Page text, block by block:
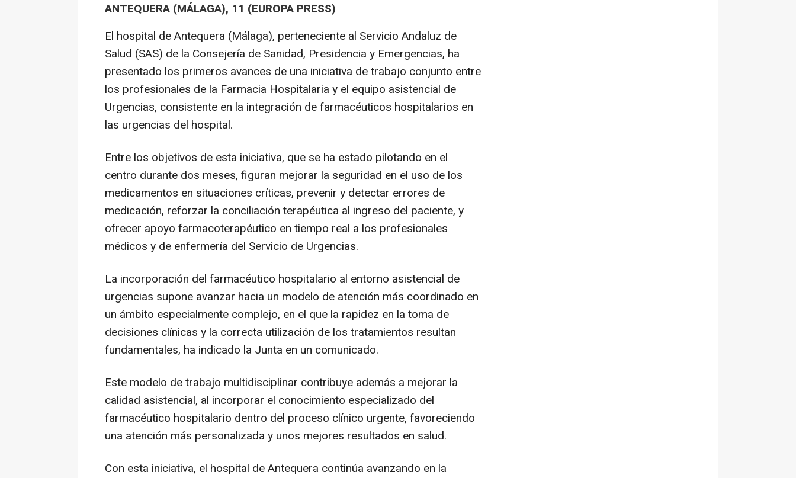
ANTEQUERA (MÁLAGA), 11 (EUROPA PRESS)
El hospital de Antequera (Málaga), perteneciente al Servicio Andaluz de
Salud (SAS) de la Consejería de Sanidad, Presidencia y Emergencias, ha
presentado los primeros avances de una iniciativa de trabajo conjunto entre
los profesionales de la Farmacia Hospitalaria y el equipo asistencial de
Urgencias, consistente en la integración de farmacéuticos hospitalarios en
las urgencias del hospital.
Entre los objetivos de esta iniciativa, que se ha estado pilotando en el
centro durante dos meses, figuran mejorar la seguridad en el uso de los
medicamentos en situaciones críticas, prevenir y detectar errores de
medicación, reforzar la conciliación terapéutica al ingreso del paciente, y
ofrecer apoyo farmacoterapéutico en tiempo real a los profesionales
médicos y de enfermería del Servicio de Urgencias.
La incorporación del farmacéutico hospitalario al entorno asistencial de
urgencias supone avanzar hacia un modelo de atención más coordinado en
un ámbito especialmente complejo, en el que la rapidez en la toma de
decisiones clínicas y la correcta utilización de los tratamientos resultan
fundamentales, ha indicado la Junta en un comunicado.
Este modelo de trabajo multidisciplinar contribuye además a mejorar la
calidad asistencial, al incorporar el conocimiento especializado del
farmacéutico hospitalario dentro del proceso clínico urgente, favoreciendo
una atención más personalizada y unos mejores resultados en salud.
Con esta iniciativa, el hospital de Antequera continúa avanzando en la